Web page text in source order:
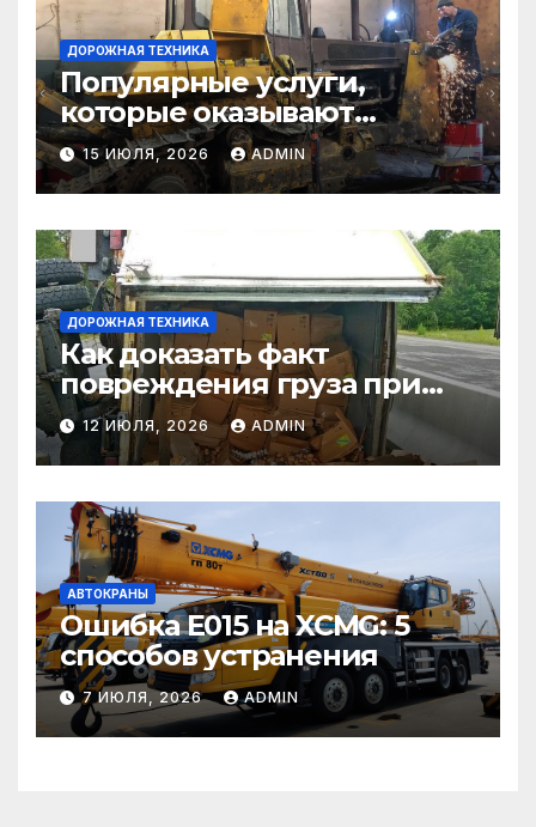
ДОРОЖНАЯ ТЕХНИКА
Популярные услуги,
которые оказывают
самосвалы в строительстве
и логистике
15 ИЮЛЯ, 2026 ADMIN
ДОРОЖНАЯ ТЕХНИКА
Как доказать факт
повреждения груза при
страховом случае
12 ИЮЛЯ, 2026 ADMIN
АВТОКРАНЫ
Ошибка E015 на XCMG: 5
способов устранения
7 ИЮЛЯ, 2026 ADMIN